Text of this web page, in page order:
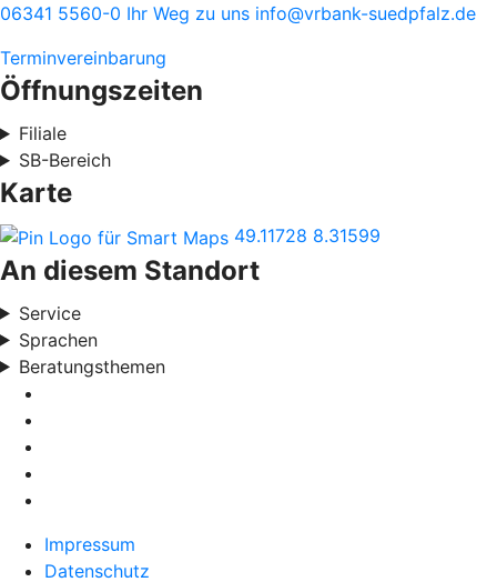
06341 5560-0 Ihr Weg zu uns info@vrbank-suedpfalz.de
Terminvereinbarung
Öffnungszeiten
Filiale
SB-Bereich
Karte
49.11728 8.31599
An diesem Standort
Service
Sprachen
Beratungsthemen
Impressum
Datenschutz